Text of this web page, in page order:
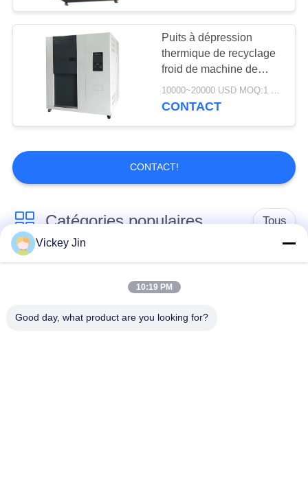
Puits à dépression
thermique de recyclage
froid de machine de
choc thermique
d'appareil de contrôle de
10000~20000 USD MOQ:1 ENSEMBLE
CONTACT
CONTACT!
Catégories populaires Tous
concernant
Vickey Jin
10:19 PM
Good day, what product are you looking for?